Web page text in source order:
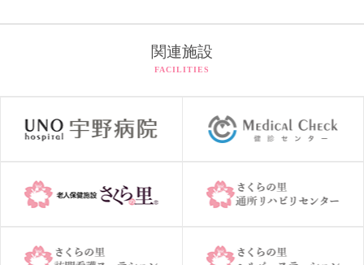
関連施設
FACILITIES